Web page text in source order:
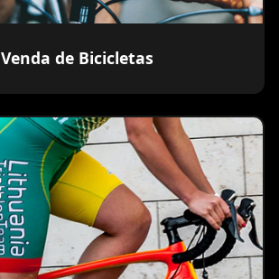
Venda de Bicicletas